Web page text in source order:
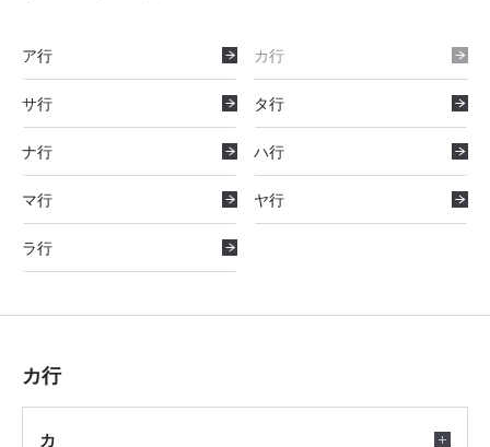
カ行
カ
ア行 カ行
サ行 タ行
ナ行 ハ行
マ行 ヤ行
ラ行